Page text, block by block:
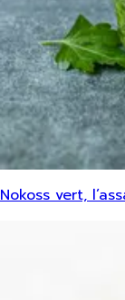
Nokoss vert,